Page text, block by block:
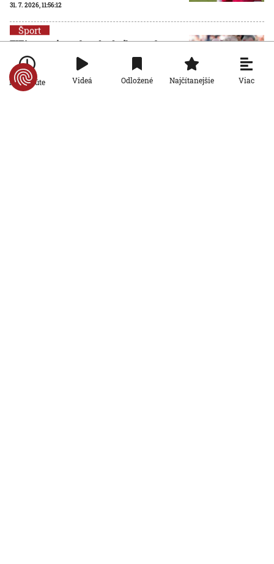
31. 7. 2026, 11:56:12
Šport
FIFA reaguje na hrozbu bojkotu od
UEFA: Nikto nepredáva futbal
31. 7. 2026, 10:50:46
Šport
Po minúte Videá Odložené Najčítanejšie Viac